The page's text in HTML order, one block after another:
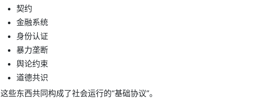
契约
金融系统
身份认证
暴力垄断
舆论约束
道德共识
这些东西共同构成了社会运行的“基础协议”。